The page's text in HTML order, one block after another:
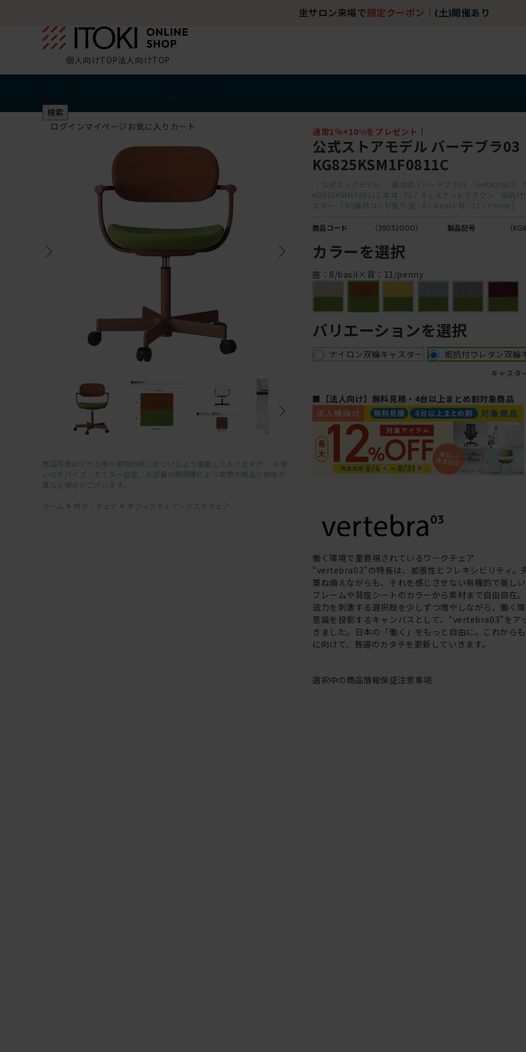
坐サロン来場で 限定クーポン (土)開催あり
個人向けTOP法人向けTOP
検索
ログインマイページ お気に入り カート
商品写真はできる限り実物の色に近づけるよう徹底しておりますが、 お使
いのデバイス・モニター設定、お部屋の照明等により実際の商品と色味が
異なる場合がございます。
ホーム > 椅子・チェア > オフィスチェア・デスクチェア
通常1％+10%をプレゼント！
公式ストアモデル バーテブラ03
KG825KSM1F0811C
［ 公式ストアモデル ・ 組立式 ] バーテブラ03 （vertebra03）
KG825KSM1F0811C 本体 : F2 / チェスナットブラウン 抵抗付
スター ［ KS張地コンビ張り 座 : 8 / Basil×背 : 11 / Penny ]
商品コード （35032000） 製品記号 （
カラーを選択
座：8/basil×背：11/penny
バリエーションを選択
ナイロン双輪キャスター 抵抗付ウレタン双輪
キャスタ
■【法人向け】無料見積・4台以上まとめ割対象商品
働く環境で重要視されているワークチェア
“vertebra03”の特長は、拡張性とフレキシビリティ。
兼ね備えながらも、それを感じさせない有機的で美しい
フレームや背座シートのカラーから素材まで自由自在
造力を刺激する選択肢を少しずつ増やしながら、働く
意識を投影するキャンバスとして、“vertebra03”をア
きました。日本の「働く」をもっと自由に。これから
に向けて、普遍のカタチを更新していきます。
選択中の商品情報保証注意事項